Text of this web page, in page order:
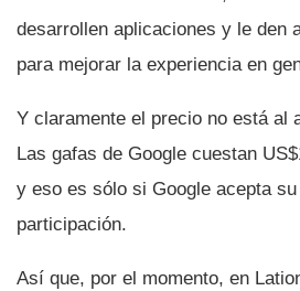
desarrollen aplicaciones y le den
para mejorar la experiencia en
Y claramente el precio no está al
Las gafas de Google cuestan
y eso es sólo si Google acepta
participación.
Así­ que, por el momento, en